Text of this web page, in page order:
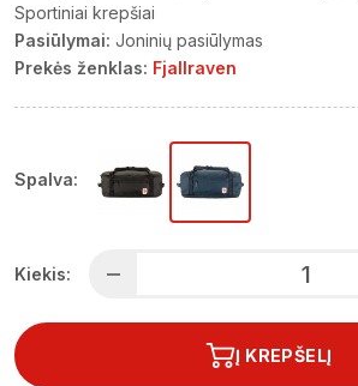
Sportiniai krepšiai
Pasiūlymai: Joninių pasiūlymas
Prekės ženklas: Fjallraven
Spalva:
Kiekis:
Į KREPŠELĮ